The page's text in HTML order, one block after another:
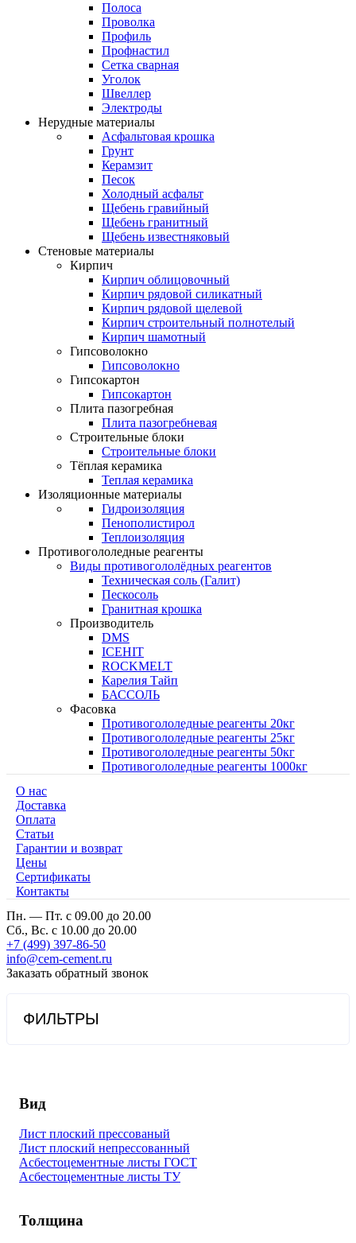
Полоса
Проволка
Профиль
Профнастил
Сетка сварная
Уголок
Швеллер
Электроды
Нерудные материалы
Асфальтовая крошка
Грунт
Керамзит
Песок
Холодный асфальт
Щебень гравийный
Щебень гранитный
Щебень известняковый
Стеновые материалы
Кирпич
Кирпич облицовочный
Кирпич рядовой силикатный
Кирпич рядовой щелевой
Кирпич строительный полнотелый
Кирпич шамотный
Гипсоволокно
Гипсоволокно
Гипсокартон
Гипсокартон
Плита пазогребная
Плита пазогребневая
Строительные блоки
Строительные блоки
Тёплая керамика
Теплая керамика
Изоляционные материалы
Гидроизоляция
Пенополистирол
Теплоизоляция
Противогололедные реагенты
Виды противогололёдных реагентов
Техническая соль (Галит)
Пескосоль
Гранитная крошка
Производитель
DMS
ICEHIT
ROCKMELT
Карелия Тайп
БАССОЛЬ
Фасовка
Противогололедные реагенты 20кг
Противогололедные реагенты 25кг
Противогололедные реагенты 50кг
Противогололедные реагенты 1000кг
О нас
Доставка
Оплата
Cтатьи
Гарантии и возврат
Цены
Сертификаты
Контакты
Пн. — Пт. с 09.00 до 20.00
Сб., Вс. с 10.00 до 20.00
+7 (499) 397-86-50
info@cem-cement.ru
Заказать обратный звонок
ФИЛЬТРЫ
Вид
Лист плоский прессованый
Лист плоский непрессованный
Асбестоцементные листы ГОСТ
Асбестоцементные листы ТУ
Толщина